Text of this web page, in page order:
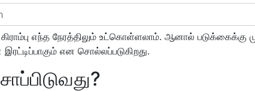
சாப்பிடுவது?
எந்த நேரத்திலும் உட்கொள்ளலாம். ஆனால்
என சொல்லப்படுகிறது.